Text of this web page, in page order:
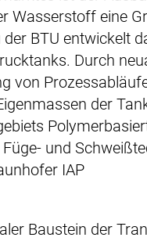
Wasserstoff eine
BTU entwickelt
Durch
von
der
und
IAP
Baustein der